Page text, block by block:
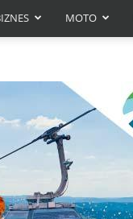
MOTO